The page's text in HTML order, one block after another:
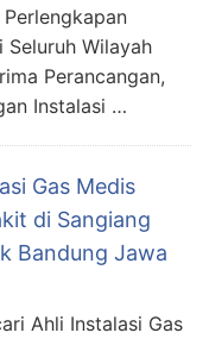
Seluruh Wilayah
Perancangan,
Instalasi …
Gas Medis
di Sangiang
Bandung Jawa
Ahli Instalasi Gas